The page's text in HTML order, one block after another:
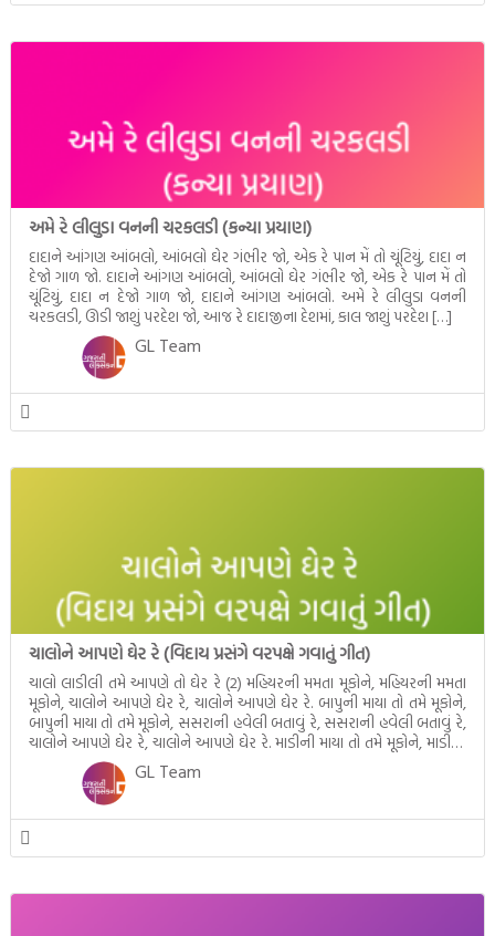
અમે રે લીલુડા વનની ચરકલડી (કન્યા પ્રયાણ)
દાદાને આંગણ આંબલો, આંબલો ઘેર ગંભીર જો, એક રે પાન મેં તો ચૂંટિયું, દાદા ન
દેજો ગાળ જો. દાદાને આંગણ આંબલો, આંબલો ઘેર ગંભીર જો, એક રે પાન મેં તો
ચૂંટિયું, દાદા ન દેજો ગાળ જો, દાદાને આંગણ આંબલો. અમે રે લીલુડા વનની
ચરકલડી, ઊડી જાશું પરદેશ જો, આજ રે દાદાજીના દેશમાં, કાલ જાશું પરદેશ […]
GL Team
ચાલોને આપણે ઘેર રે (વિદાય પ્રસંગે વરપક્ષે ગવાતું ગીત)
ચાલો લાડીલી તમે આપણે તો ઘેર રે (2) મહિયરની મમતા મૂકોને, મહિયરની મમતા
મૂકોને, ચાલોને આપણે ઘેર રે, ચાલોને આપણે ઘેર રે. બાપુની માયા તો તમે મૂકોને,
બાપુની માયા તો તમે મૂકોને, સસરાની હવેલી બતાવું રે, સસરાની હવેલી બતાવું રે,
ચાલોને આપણે ઘેર રે, ચાલોને આપણે ઘેર રે. માડીની માયા તો તમે મૂકોને, માડીની
GL Team